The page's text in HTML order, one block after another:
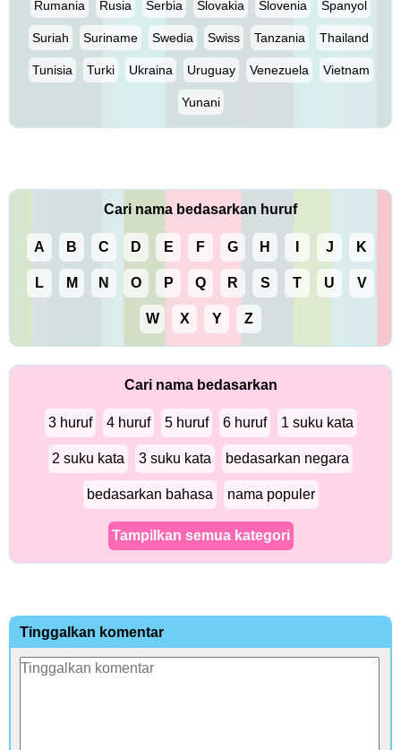
Rumania Rusia Serbia Slovakia Slovenia Spanyol
Suriah Suriname Swedia Swiss Tanzania Thailand
Tunisia Turki Ukraina Uruguay Venezuela Vietnam
Yunani
Cari nama bedasarkan huruf
A B C D E F G H J K
L M N O P Q R S T U V
W X Y Z
Cari nama bedasarkan
3 huruf 4 huruf 5 huruf 6 huruf 1 suku kata
2 suku kata 3 suku kata bedasarkan negara
bedasarkan bahasa nama populer
Tampilkan semua kategori
Tinggalkan komentar